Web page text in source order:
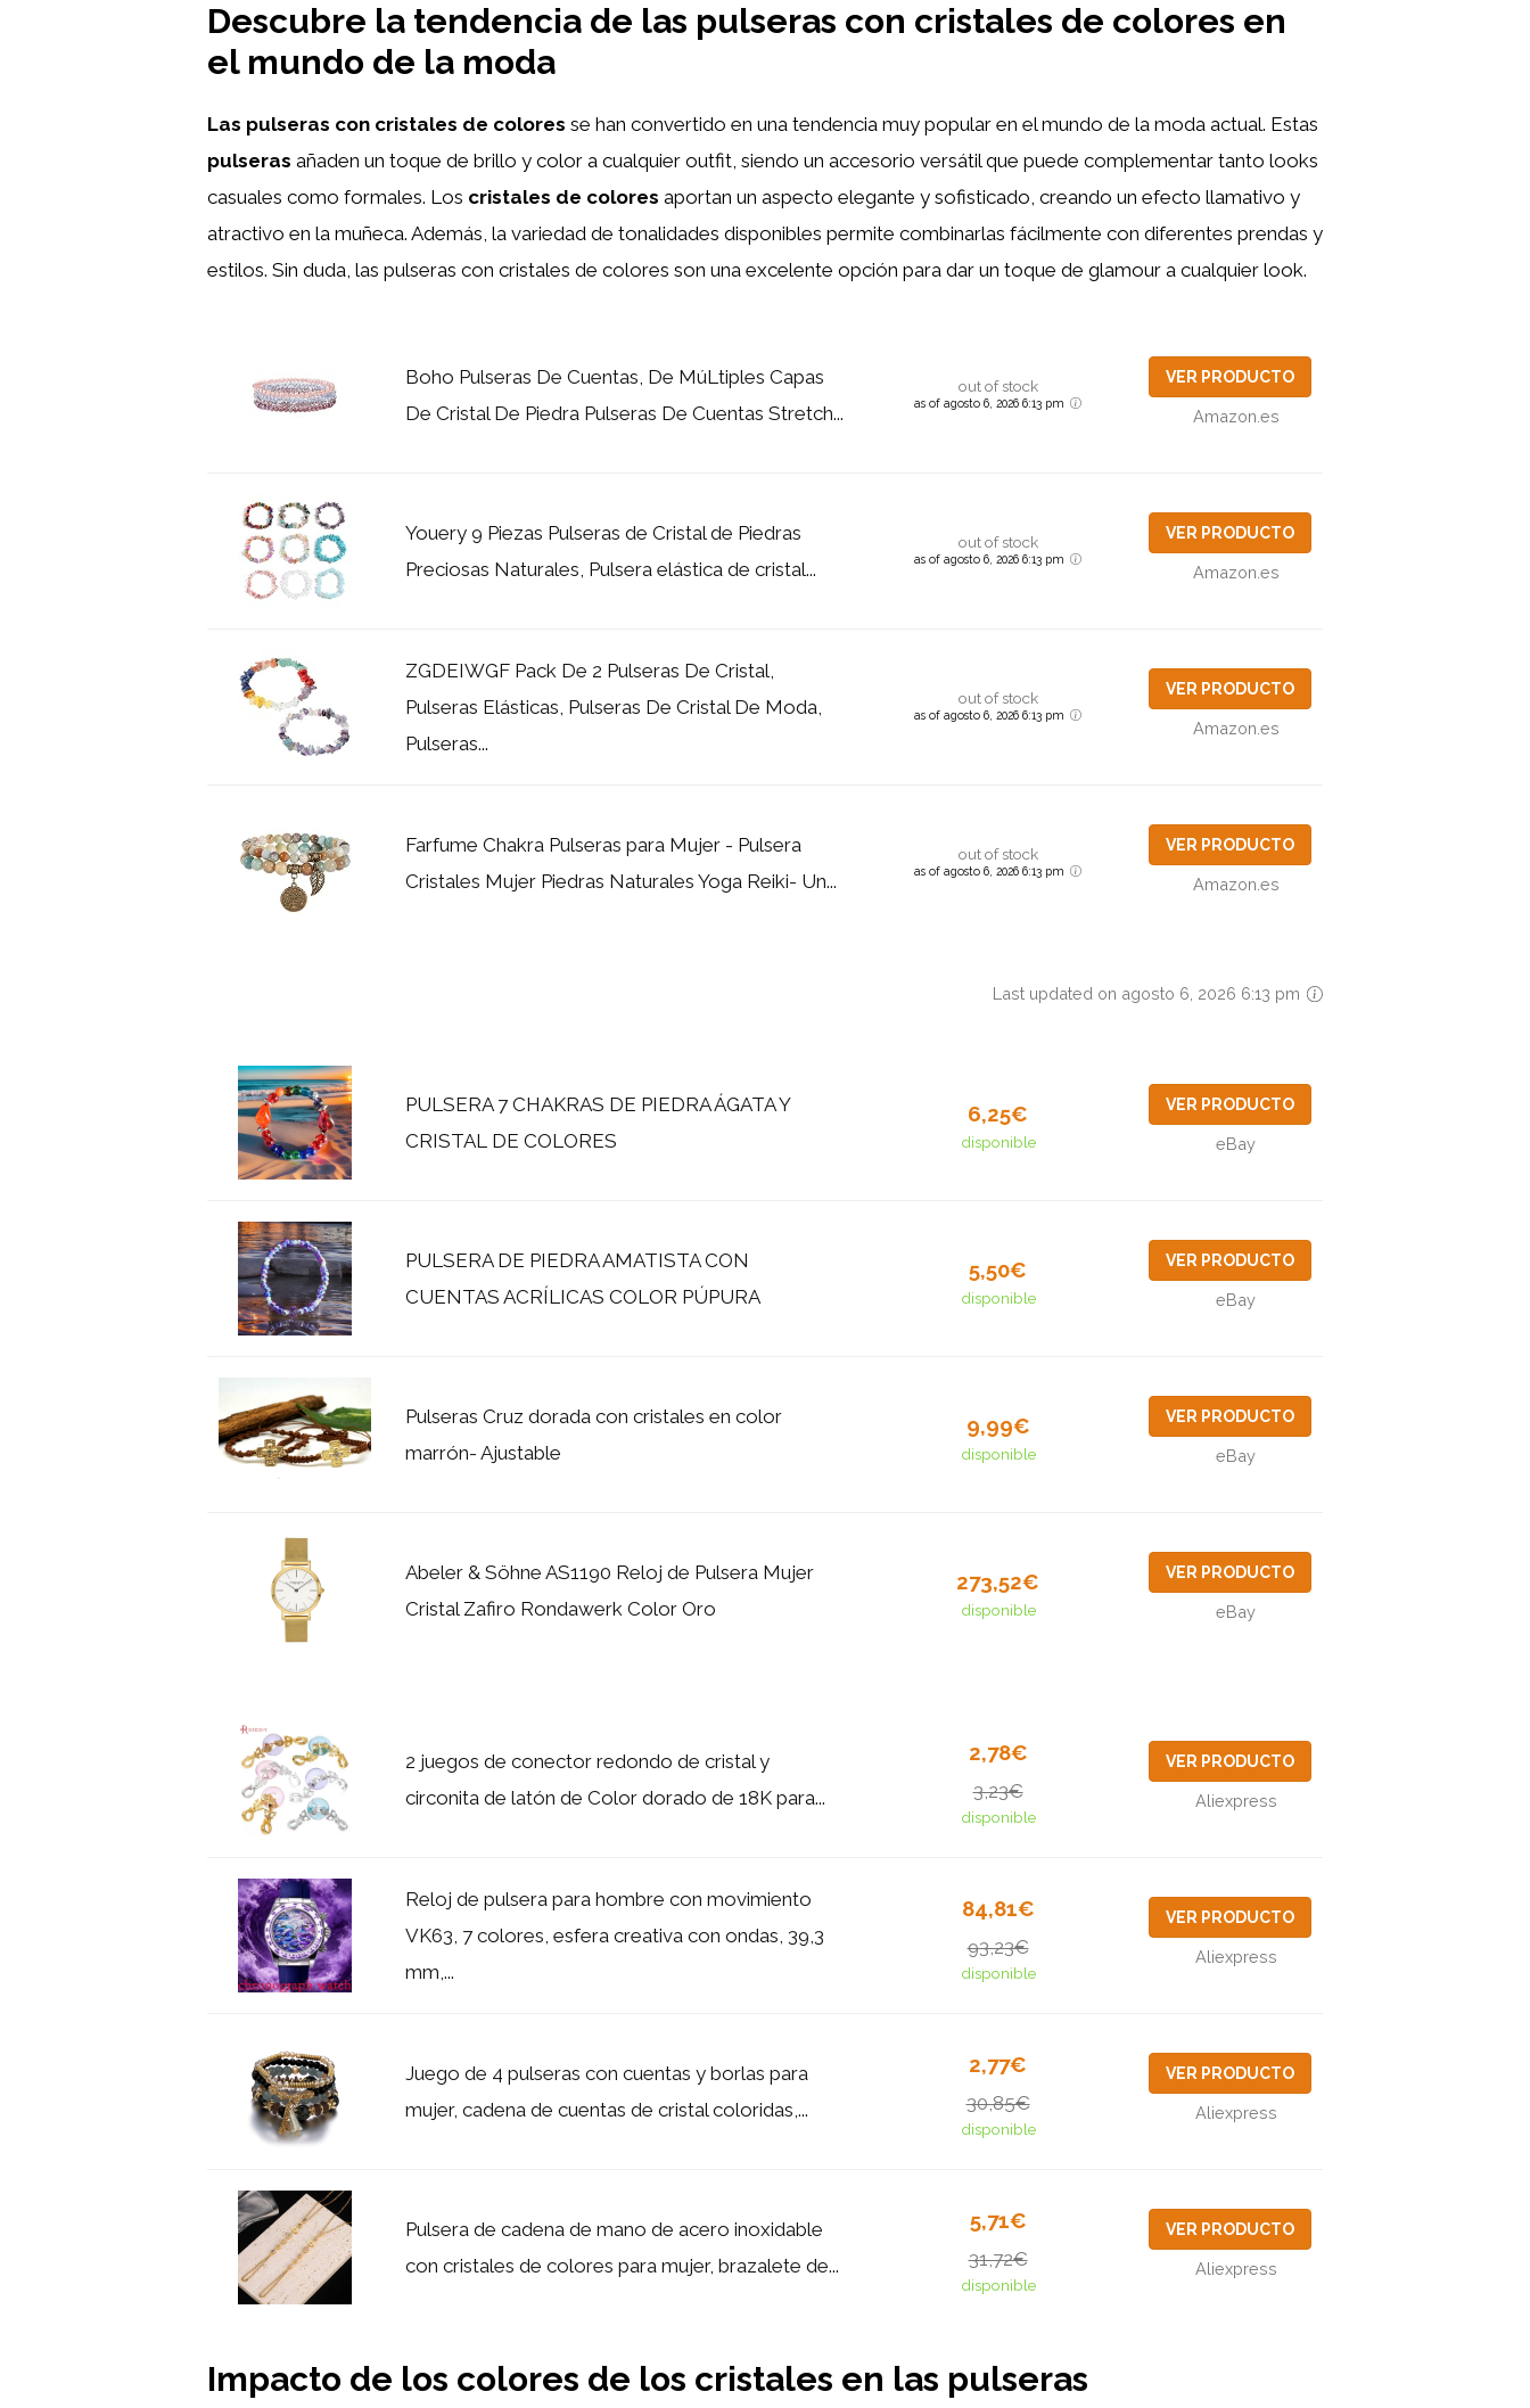
Descubre la tendencia de las pulseras con cristales de colores en
el mundo de la moda
Las pulseras con cristales de colores se han convertido en una tendencia muy popular en el mundo de la moda actual. Estas
pulseras añaden un toque de brillo y color a cualquier outfit, siendo un accesorio versátil que puede complementar tanto looks
casuales como formales. Los cristales de colores aportan un aspecto elegante y sofisticado, creando un efecto llamativo y
atractivo en la muñeca. Además, la variedad de tonalidades disponibles permite combinarlas fácilmente con diferentes prendas y
estilos. Sin duda, las pulseras con cristales de colores son una excelente opción para dar un toque de glamour a cualquier look.
Boho Pulseras De Cuentas, De MúLtiples Capas
De Cristal De Piedra Pulseras De Cuentas Stretch...
out of stock
as of agosto 6, 2026 6:13 pm
VER PRODUCTO
Amazon.es
Youery 9 Piezas Pulseras de Cristal de Piedras
Preciosas Naturales, Pulsera elástica de cristal...
out of stock
as of agosto 6, 2026 6:13 pm
VER PRODUCTO
Amazon.es
ZGDEIWGF Pack De 2 Pulseras De Cristal,
Pulseras Elásticas, Pulseras De Cristal De Moda,
Pulseras...
out of stock
as of agosto 6, 2026 6:13 pm
VER PRODUCTO
Amazon.es
Farfume Chakra Pulseras para Mujer - Pulsera
Cristales Mujer Piedras Naturales Yoga Reiki- Un...
out of stock
as of agosto 6, 2026 6:13 pm
VER PRODUCTO
Amazon.es
Last updated on agosto 6, 2026 6:13 pm
PULSERA 7 CHAKRAS DE PIEDRA ÁGATA Y
CRISTAL DE COLORES
6,25€
disponible
VER PRODUCTO
eBay
PULSERA DE PIEDRA AMATISTA CON
CUENTAS ACRÍLICAS COLOR PÚPURA
5,50€
disponible
VER PRODUCTO
eBay
Pulseras Cruz dorada con cristales en color
marrón- Ajustable
9,99€
disponible
VER PRODUCTO
eBay
Abeler & Söhne AS1190 Reloj de Pulsera Mujer
Cristal Zafiro Rondawerk Color Oro
273,52€
disponible
VER PRODUCTO
eBay
2 juegos de conector redondo de cristal y
circonita de latón de Color dorado de 18K para...
2,78€
3,23€
disponible
VER PRODUCTO
Aliexpress
Reloj de pulsera para hombre con movimiento
VK63, 7 colores, esfera creativa con ondas, 39,3
mm,...
84,81€
93,23€
disponible
VER PRODUCTO
Aliexpress
Juego de 4 pulseras con cuentas y borlas para
mujer, cadena de cuentas de cristal coloridas,...
2,77€
30,85€
disponible
VER PRODUCTO
Aliexpress
Pulsera de cadena de mano de acero inoxidable
con cristales de colores para mujer, brazalete de...
5,71€
31,72€
disponible
VER PRODUCTO
Aliexpress
Impacto de los colores de los cristales en las pulseras